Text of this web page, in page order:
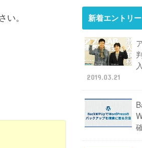
。 新着エントリー
2019.03.21